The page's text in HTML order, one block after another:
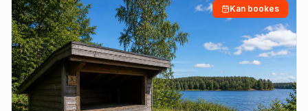
Kan bookes